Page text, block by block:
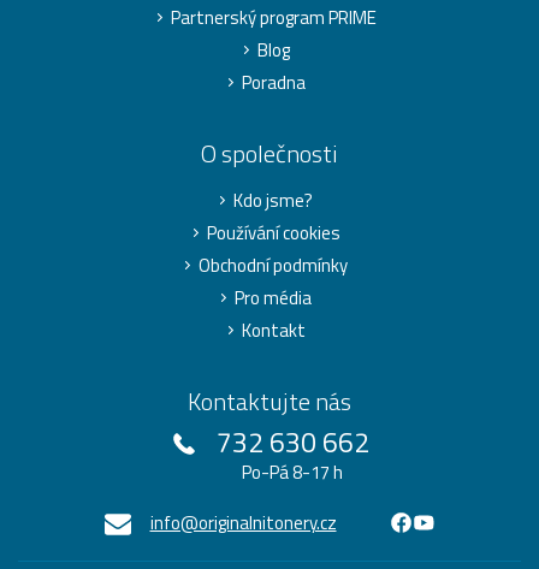
Partnerský program PRIME
Blog
Poradna
O společnosti
Kdo jsme?
Používání cookies
Obchodní podmínky
Pro média
Kontakt
Kontaktujte nás
732 630 662
Po-Pá 8-17 h
info@originalnitonery.cz